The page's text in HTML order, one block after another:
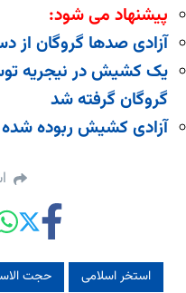
پیشنهاد می شود:
آزادی صدها گروگان از
یک کشیش در نیجریه
گروگان گرفته شد
آزادی کشیش ربوده شده
استخر اسلامی
حجت